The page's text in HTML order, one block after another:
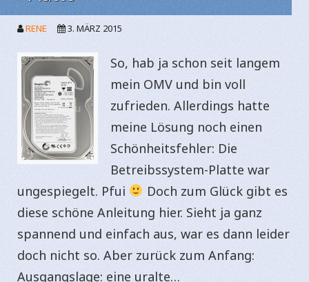
RENE 3. MÄRZ 2015
So, hab ja schon seit langem
mein OMV und bin voll
zufrieden. Allerdings hatte
meine Lösung noch einen
Schönheitsfehler: Die
Betreibssystem-Platte war
ungespiegelt. Pfui
Doch zum Glück gibt es
diese schöne Anleitung hier. Sieht ja ganz
spannend und einfach aus, war es dann leider
doch nicht so. Aber zurück zum Anfang:
Ausgangslage: eine uralte…